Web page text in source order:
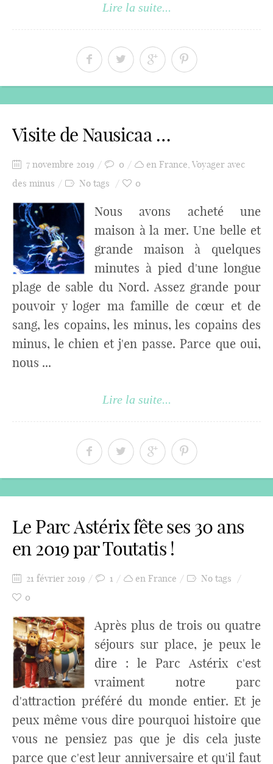
Lire la suite...
Visite de Nausicaa …
7 novembre 2019 0 en France, Voyager avec
des minus
No tags 0
Nous avons acheté une
maison à la mer. Une belle et
grande maison à quelques
minutes à pied d'une longue
plage de sable du Nord. Assez grande pour
pouvoir y loger ma famille de cœur et de
sang, les copains, les minus, les copains des
minus, le chien et j'en passe. Parce que oui,
nous ...
Lire la suite...
Le Parc Astérix fête ses 30 ans
en 2019 par Toutatis !
21 février 2019 1 en France
No tags
0
Après plus de trois ou quatre
séjours sur place, je peux le
dire : le Parc Astérix c'est
vraiment notre parc
d'attraction préféré du monde entier. Et je
peux même vous dire pourquoi histoire que
vous ne pensiez pas que je dis cela juste
parce que c'est leur anniversaire et qu'il faut